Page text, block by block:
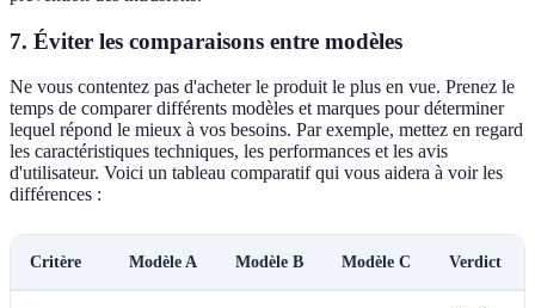
7. Éviter les comparaisons entre modèles
Ne vous contentez pas d'acheter le produit le plus en vue. Prenez le
temps de comparer différents modèles et marques pour déterminer
lequel répond le mieux à vos besoins. Par exemple, mettez en regard
les caractéristiques techniques, les performances et les avis
d'utilisateur. Voici un tableau comparatif qui vous aidera à voir les
différences :
Critère Modèle A Modèle B Modèle C Verdict